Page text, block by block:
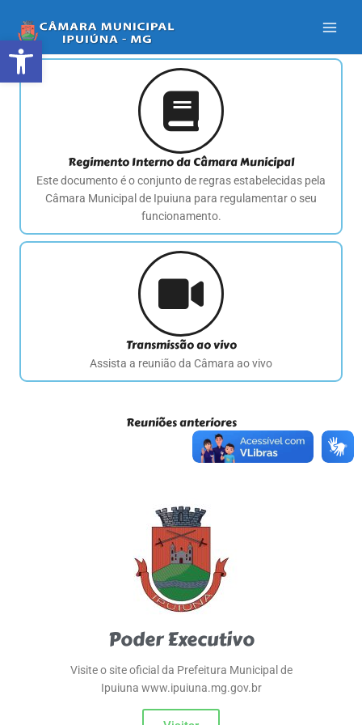
Abrir a barra de ferramentas
para
o
conteúdo
Regimento Interno da Câmara Municipal
Este documento é o conjunto de regras estabelecidas pela
Câmara Municipal de Ipuiuna para regulamentar o seu
funcionamento.
Transmissão ao vivo
Assista a reunião da Câmara ao vivo
Reuniões anteriores
Poder Executivo
Visite o site oficial da Prefeitura Municipal de
Ipuiuna www.ipuiuna.mg.gov.br